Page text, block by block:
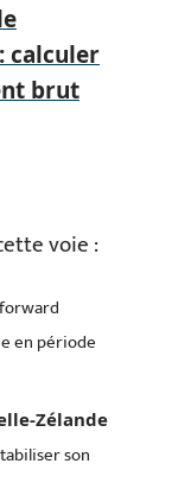
calculer
brut
voie :
en période
Zélande
son